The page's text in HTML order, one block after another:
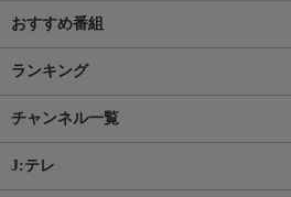
おすすめ番組
ランキング
チャンネル一覧
J:テレ